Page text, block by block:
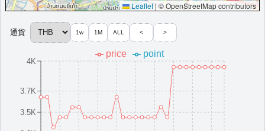
More...
マリオット・エグゼクティブ・アパートメ
ント・バンコク・スクンビット50
スクンビット地区のBTSスカイトレイン駅から約800m、ラグジュ
アリーなアパートメントとアメニティ
バンコク
開業:2024年1
最低価格目安:￥3,468
THB
情報サイ
ト:runbkk.net
Leaflet | © OpenStreetMap contributors
3.5K
3.7K
4K
price point
通貨 1w 1M ALL < >